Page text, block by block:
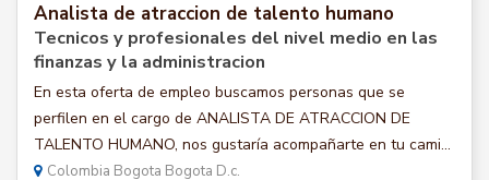
Analista de atraccion de talento humano
Tecnicos y profesionales del nivel medio en las
finanzas y la administracion
En esta oferta de empleo buscamos personas que se
perfilen en el cargo de ANALISTA DE ATRACCION DE
TALENTO HUMANO, nos gustaría acompañarte en tu cami...
Colombia Bogota Bogota D.c.